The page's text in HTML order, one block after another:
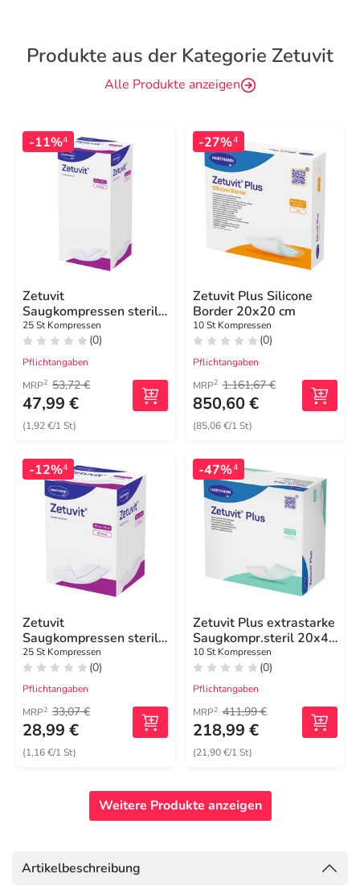
Produkte aus der Kategorie Zetuvit
Alle Produkte anzeigen
-11%4
Zetuvit
Saugkompressen steril
10x20 cm
25 St Kompressen
(0)
Pflichtangaben
MRP2 53,72 €
47,99 €
(1,92 €/1 St)
-27%4
Zetuvit Plus Silicone
Border 20x20 cm
10 St Kompressen
(0)
Pflichtangaben
MRP2 1.161,67 €
850,60 €
(85,06 €/1 St)
-12%4
Zetuvit
Saugkompressen steril
10x10 cm
25 St Kompressen
(0)
Pflichtangaben
MRP2 33,07 €
28,99 €
(1,16 €/1 St)
-47%4
Zetuvit Plus extrastarke
Saugkompr.steril 20x40
cm
10 St Kompressen
(0)
Pflichtangaben
MRP2 411,99 €
218,99 €
(21,90 €/1 St)
Weitere Produkte anzeigen
Artikelbeschreibung